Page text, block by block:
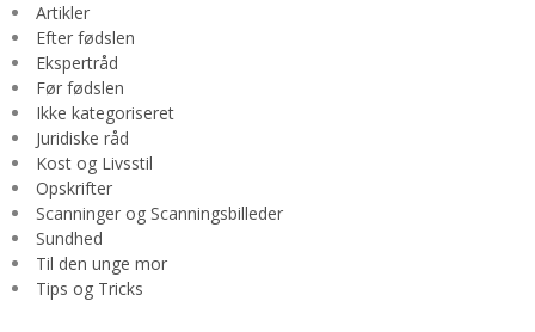
Artikler
Efter fødslen
Ekspertråd
Før fødslen
Ikke kategoriseret
Juridiske råd
Kost og Livsstil
Opskrifter
Scanninger og Scanningsbilleder
Sundhed
Til den unge mor
Tips og Tricks